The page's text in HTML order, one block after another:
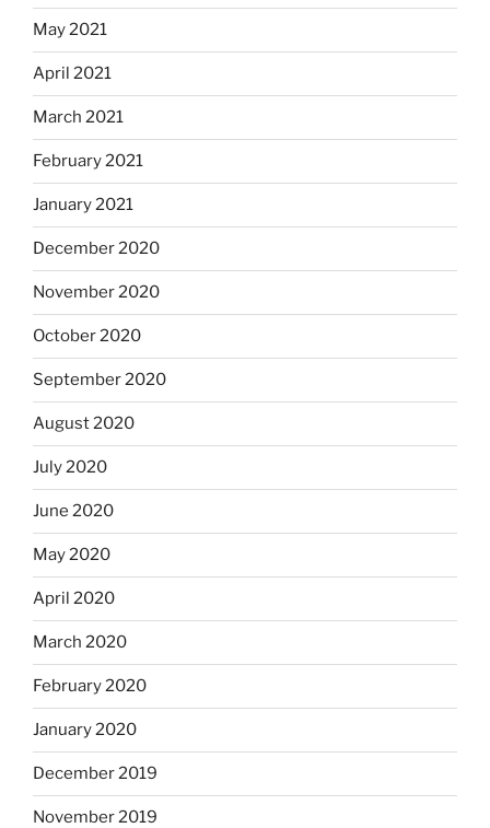
May 2021
April 2021
March 2021
February 2021
January 2021
December 2020
November 2020
October 2020
September 2020
August 2020
July 2020
June 2020
May 2020
April 2020
March 2020
February 2020
January 2020
December 2019
November 2019